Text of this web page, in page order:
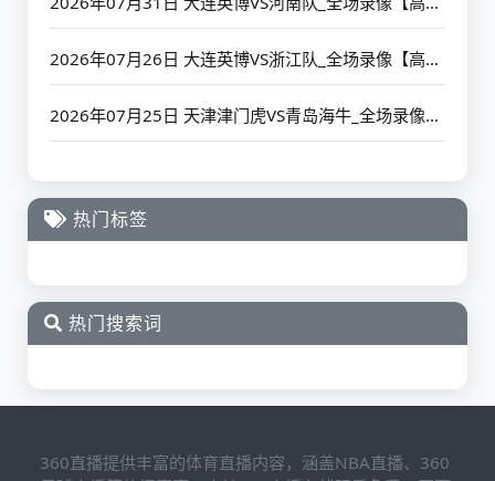
2026年07月26日 大连英博VS浙江队_全场录像【高清回放】
2026年07月25日 天津津门虎VS青岛海牛_全场录像【高清回放】
热门标签
热门搜索词
360直播提供丰富的体育直播内容，涵盖NBA直播、360